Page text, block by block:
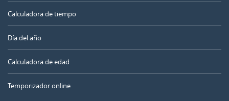
Calculadora de tiempo
Día del año
Calculadora de edad
Temporizador online